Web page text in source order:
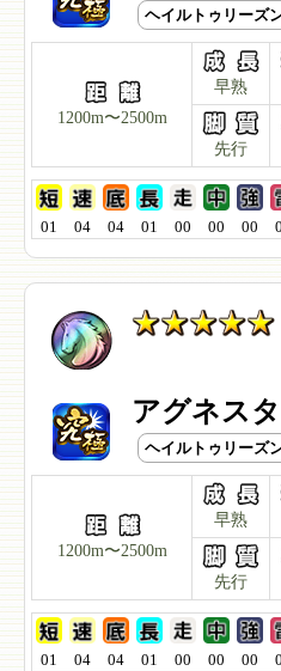
ヘイルトゥリーズ
1200m〜2500m
早熟
先行
01 04 04 01 00 00 00
アグネス
ヘイルトゥリーズ
1200m〜2500m
早熟
先行
01 04 04 01 00 00 00